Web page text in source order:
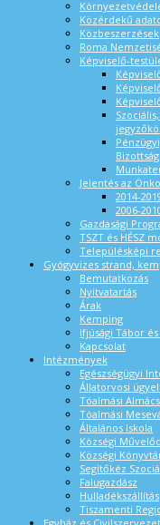
Közérdekű
Közbeszerzések
Roma
Képviselő-
Bizottság
Jelentés az
2014-
2006-
Gazdasági
TSZT és HÉSZ
Településképi
Gyógyvizes strand,
Bemutatkozás
Nyitvatartás
Árak
Kemping
Ifjúsági Tábor
Kapcsolat
Intézmények
Egészségügyi
Állatorvosi
Tóalmási
Tóalmási
Általános Iskola
Községi
Községi
Segítőkéz
Falugazdász
Hulladékszállítás
Tiszamenti